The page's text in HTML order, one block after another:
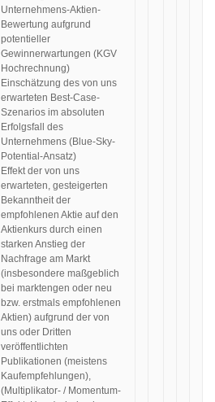
Unternehmens-Aktien-
Bewertung aufgrund
potentieller
Gewinnerwartungen (KGV
Hochrechnung)
Einschätzung des von uns
erwarteten Best-Case-
Szenarios im absoluten
Erfolgsfall des
Unternehmens (Blue-Sky-
Potential-Ansatz)
Effekt der von uns
erwarteten, gesteigerten
Bekanntheit der
empfohlenen Aktie auf den
Aktienkurs durch einen
starken Anstieg der
Nachfrage am Markt
(insbesondere maßgeblich
bei marktengen oder neu
bzw. erstmals empfohlenen
Aktien) aufgrund der von
uns oder Dritten
veröffentlichten
Publikationen (meistens
Kaufempfehlungen),
(Multiplikator- / Momentum-